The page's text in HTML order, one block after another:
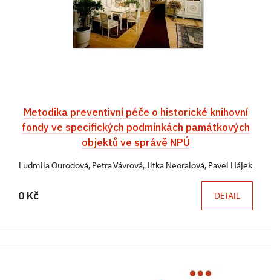
Metodika preventivní péče o historické knihovní
fondy ve specifických podmínkách památkových
objektů ve správě NPÚ
Ludmila Ourodová, Petra Vávrová, Jitka Neoralová, Pavel Hájek
0 Kč DETAIL